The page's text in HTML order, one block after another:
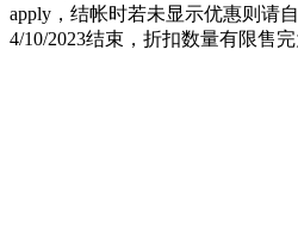
apply，结帐时若未显示优惠则请
4/10/2023结束，折扣数量有限售完